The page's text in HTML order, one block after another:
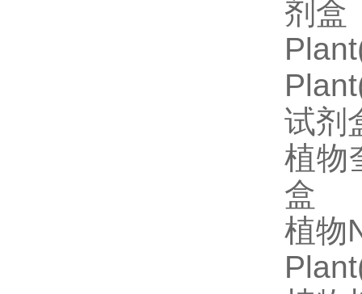
剂盒
试剂
植物
盒
植物